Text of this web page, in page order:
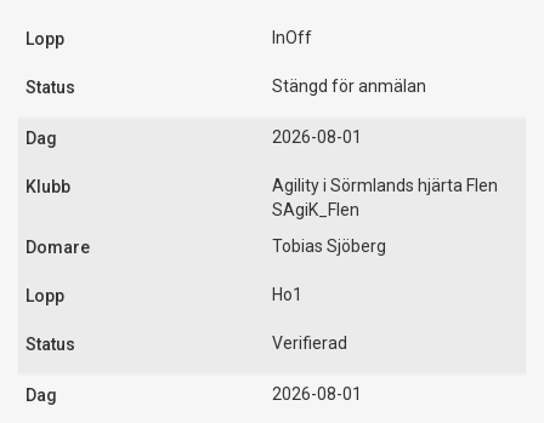
InOff
Stängd för anmälan
2026-08-01
Agility i Sörmlands hjärta Flen
SAgiK_Flen
Tobias Sjöberg
Ho1
Verifierad
2026-08-01